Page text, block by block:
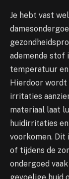
Je hebt vast
ademende stof
temperatuur
Hierdoor
irritaties
materiaal laat
huidirritaties
voorkomen. Dit
of tijdens de
ondergoed